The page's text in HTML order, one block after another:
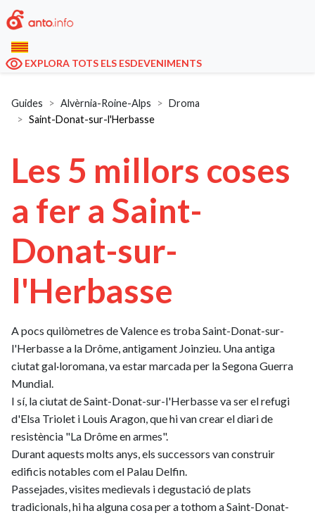
EXPLORA TOTS ELS ESDEVENIMENTS
Guides Alvèrnia-Roine-Alps
Droma
Saint-Donat-sur-l'Herbasse
Les 5 millors coses
a fer a Saint-
Donat-sur-
l'Herbasse
A pocs quilòmetres de Valence es troba Saint-Donat-sur-
l'Herbasse a la Drôme, antigament Joinzieu. Una antiga
ciutat gal·loromana, va estar marcada per la Segona Guerra
Mundial.
I sí, la ciutat de Saint-Donat-sur-l'Herbasse va ser el refugi
d'Elsa Triolet i Louis Aragon, que hi van crear el diari de
resistència "La Drôme en armes".
Durant aquests molts anys, els successors van construir
edificis notables com el Palau Delfin.
Passejades, visites medievals i degustació de plats
tradicionals, hi ha alguna cosa per a tothom a Saint-Donat-